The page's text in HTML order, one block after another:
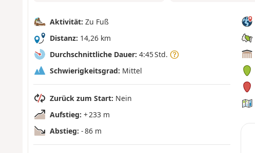
Aktivität: Zu Fuß
Distanz: 14,26 km
Durchschnittliche Dauer: 4:45 Std.
Schwierigkeitsgrad: Mittel
Zurück zum Start: Nein
Aufstieg: + 233 m
Abstieg: - 86 m